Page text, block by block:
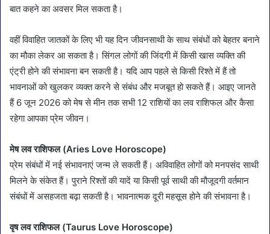
बात कहने का अवसर मिल सकता है।
वहीं विवाहित जातकों के लिए भी यह दिन जीवनसाथी के साथ संबंधों को बेहतर बनाने
का मौका लेकर आ सकता है। सिंगल लोगों की जिंदगी में किसी खास व्यक्ति की
एंट्री होने की संभावना बन सकती है। यदि आप पहले से किसी रिश्ते में हैं तो
भावनाओं को खुलकर व्यक्त करने से संबंध और मजबूत हो सकते हैं। आइए जानते
हैं 6 जून 2026 को मेष से मीन तक सभी 12 राशियों का लव राशिफल और कैसा
रहेगा आपका प्रेम जीवन।
मेष लव राशिफल (Aries Love Horoscope)
प्रेम संबंधों में नई संभावनाएं जन्म ले सकती हैं। अविवाहित लोगों को मनपसंद साथी
मिलने के संकेत हैं। पुराने रिश्तों की यादें या किसी पूर्व साथी की मौजूदगी वर्तमान
संबंधों में असहजता बढ़ा सकती है। भावनात्मक दूरी महसूस होने की संभावना है।
वृष लव राशिफल (Taurus Love Horoscope)